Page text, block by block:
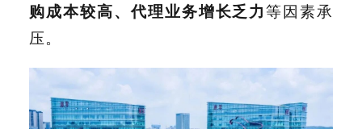
购成本较高、代理业务增长乏力等因素承
压。